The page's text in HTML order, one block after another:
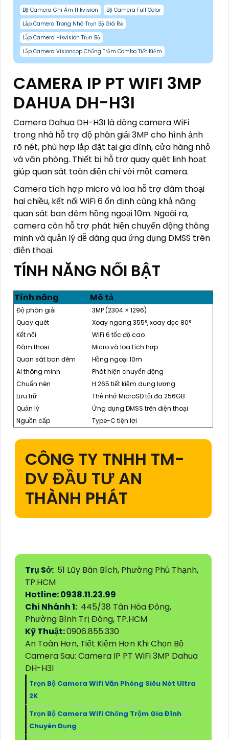
Bộ Camera Ghi Âm Hikvision
Bộ Camera Full Color
Lắp Camera Trong Nhà Trọn Bộ Giá Rẻ
Lắp Camera Hikvision Trọn Bộ
Lắp Camera Visioncop Chống Trộm Combo Tiết Kiệm
CAMERA IP PT WIFI 3MP
DAHUA DH-H3I
Camera Dahua DH-H3I là dòng camera WiFi
trong nhà hỗ trợ độ phân giải 3MP cho hình ảnh
rõ nét, phù hợp lắp đặt tại gia đình, cửa hàng nhỏ
và văn phòng. Thiết bị hỗ trợ quay quét linh hoạt
giúp quan sát toàn diện chỉ với một camera.
Camera tích hợp micro và loa hỗ trợ đàm thoại
hai chiều, kết nối WiFi 6 ổn định cùng khả năng
quan sát ban đêm hồng ngoại 10m. Ngoài ra,
camera còn hỗ trợ phát hiện chuyển động thông
minh và quản lý dễ dàng qua ứng dụng DMSS trên
điện thoại.
TÍNH NĂNG NỔI BẬT
Tính năng Mô tả
Độ phân giải
3MP (2304 × 1296)
Quay quét
Xoay ngang 355°, xoay dọc 80°
Kết nối
WiFi 6 tốc độ cao
Đàm thoại
Micro và loa tích hợp
Quan sát ban đêm
Hồng ngoại 10m
AI thông minh
Phát hiện chuyển động
Chuẩn nén
H.265 tiết kiệm dung lượng
Lưu trữ
Thẻ nhớ MicroSD tối đa 256GB
Quản lý
Ứng dụng DMSS trên điện thoại
Nguồn cấp
Type-C tiện lợi
CÔNG TY TNHH TM-
DV ĐẦU TƯ AN
THÀNH PHÁT
Trụ Sở: 51 Lũy Bán Bích, Phường Phú Thạnh,
TP.HCM
Hotline: 0938.11.23.99
Chi Nhánh 1: 445/38 Tân Hòa Đông,
Phường Bình Trị Đông, TP.HCM
Kỹ Thuật:0906.855.330
An Toàn Hơn, Tiết Kiệm Hơn Khi Chọn Bộ
Camera Sau: Camera IP PT WiFi 3MP Dahua
DH-H3I
Trọn Bộ Camera Wifi Văn Phòng Siêu Nét Ultra
2K
Trọn Bộ Camera Wifi Chống Trộm Gia Đình
Chuyên Dụng